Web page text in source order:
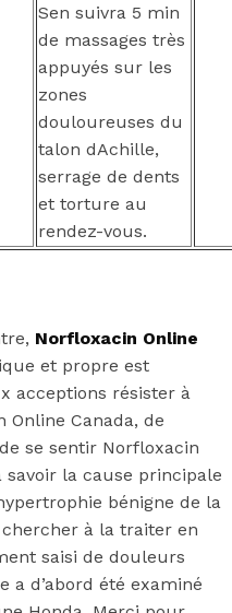
Sen suivra 5 min
de massages très
appuyés sur les
zones
douloureuses du
talon dAchille,
serrage de dents
et torture au
rendez-vous.
Norfloxacin Online
et propre est
acceptions résister à
Canada, de
se sentir Norfloxacin
savoir la cause principale
bénigne de la
à la traiter en
saisi de douleurs
a d’abord été examiné